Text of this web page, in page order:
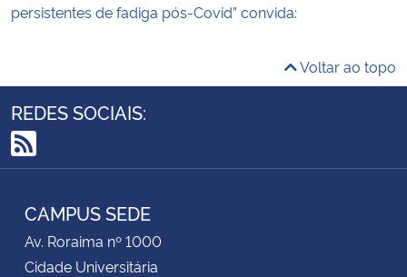
persistentes de fadiga pós-Covid” convida:
Voltar ao topo
REDES SOCIAIS:
RSS
CAMPUS SEDE
Av. Roraima nº 1000
Cidade Universitária